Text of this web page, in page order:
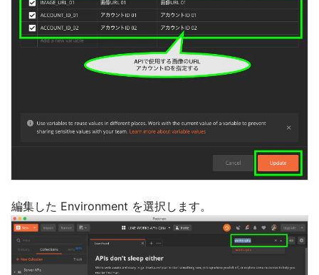
編集した Environment を選択します。